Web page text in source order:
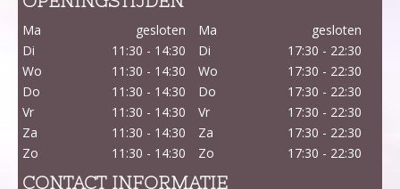
Ma gesloten Ma
gesloten
Di
11:30 - 14:30 Di
17:30 - 22:30
Wo
11:30 - 14:30 Wo
17:30 - 22:30
Do
11:30 - 14:30 Do
17:30 - 22:30
Vr
11:30 - 14:30 Vr
17:30 - 22:30
Za
11:30 - 14:30 Za
17:30 - 22:30
Zo
11:30 - 14:30 Zo 17:30 - 22:30
CONTACT INFORMATIE